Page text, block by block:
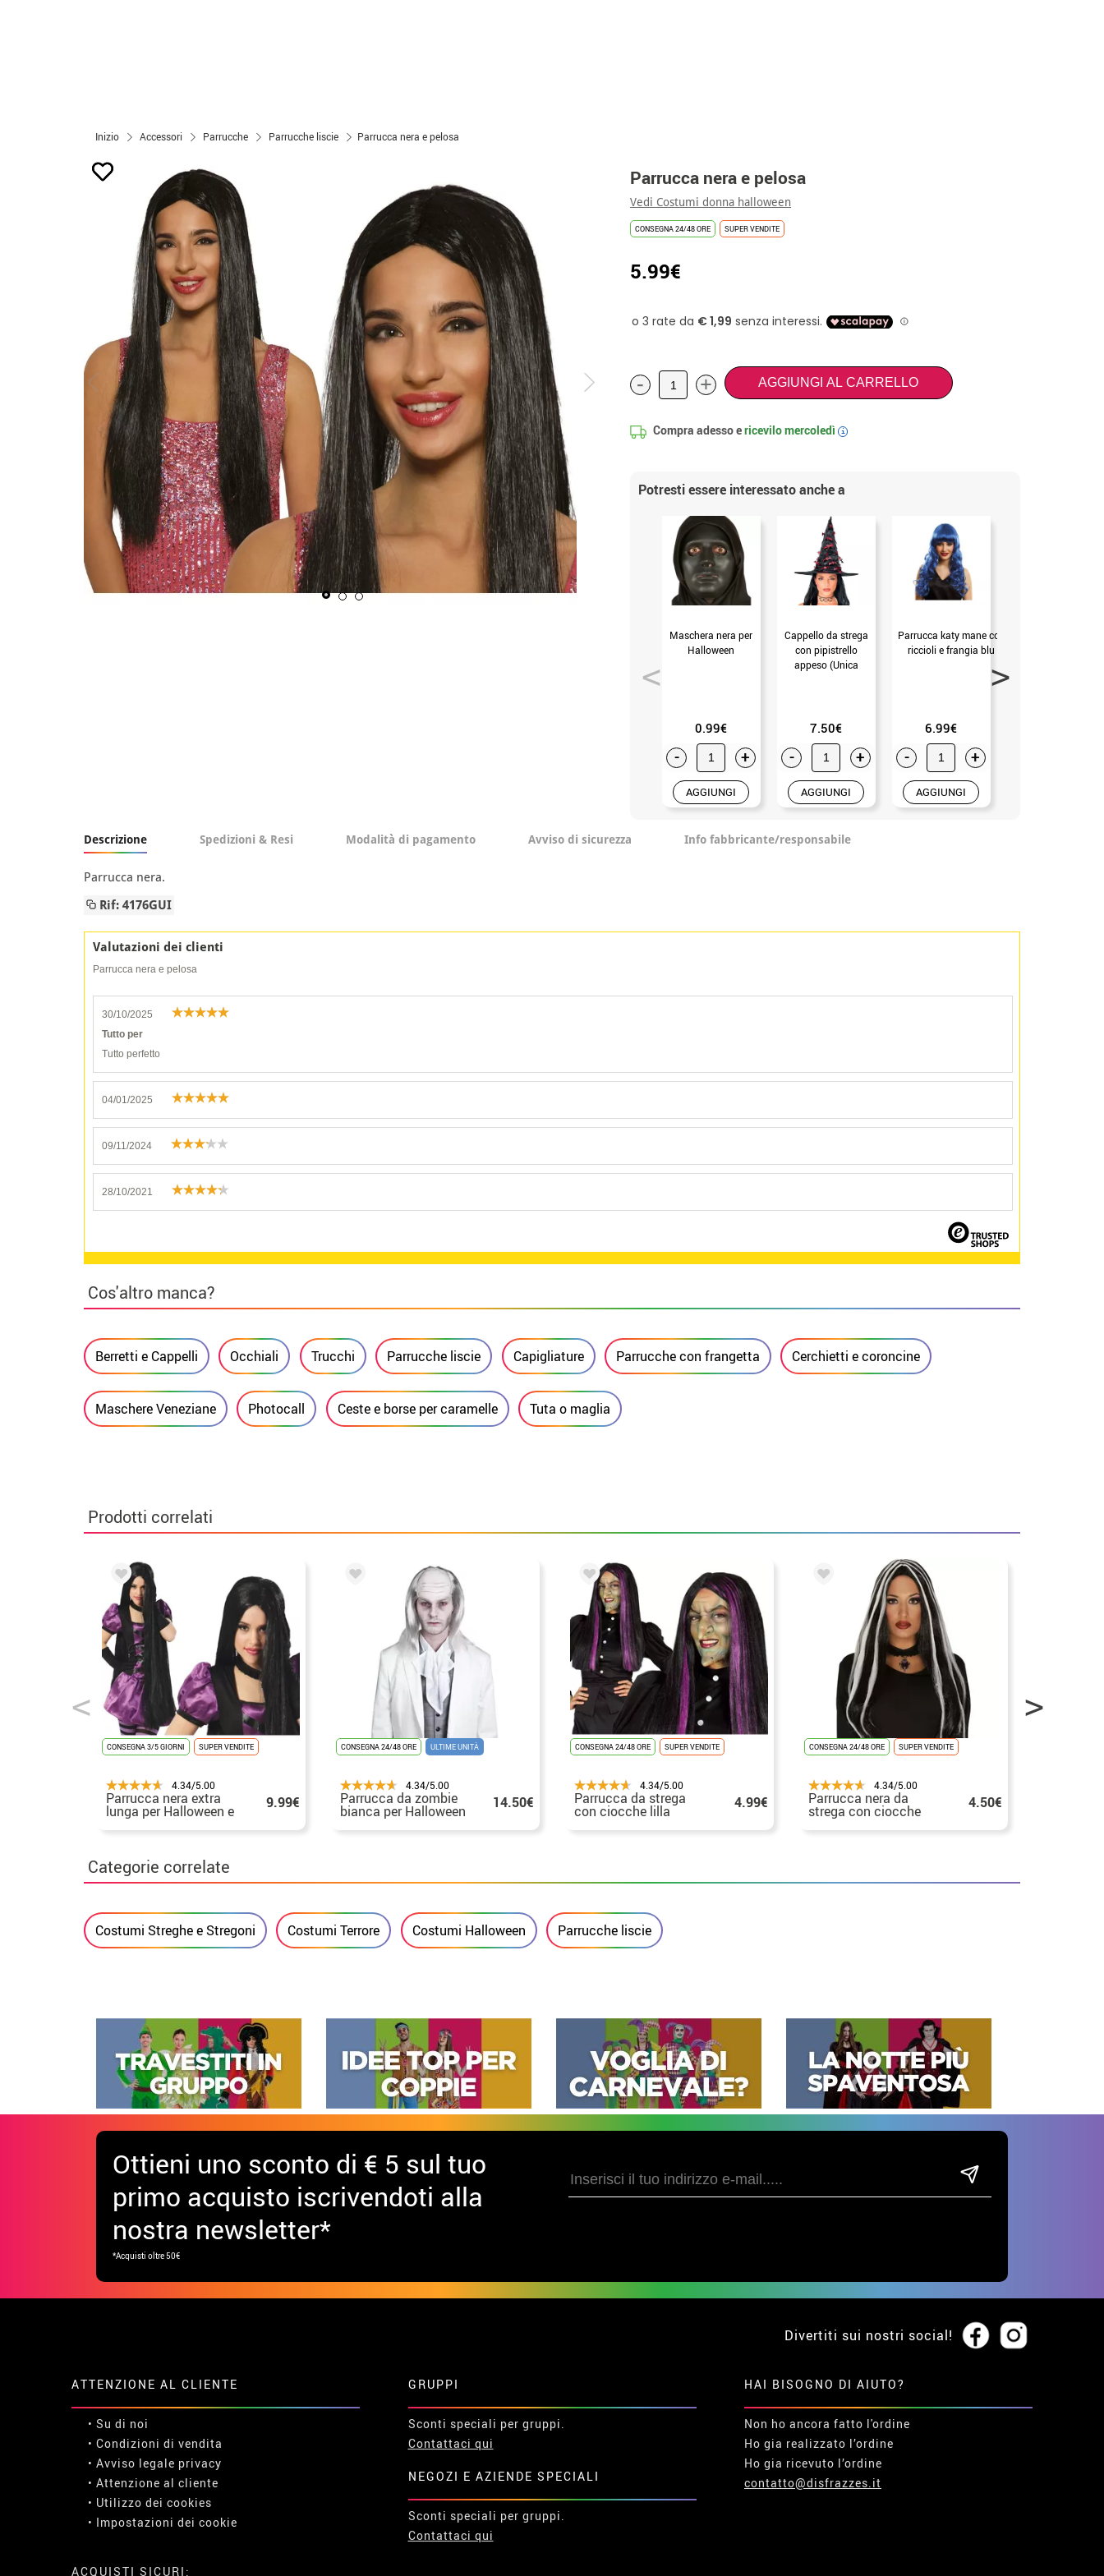
Inizio Accessori Parrucche Parrucche liscie Parrucca nera e pelosa
Parrucca nera e pelosa
Vedi Costumi donna halloween
CONSEGNA 24/48 ORE SUPER VENDITE
5.99€
- + AGGIUNGI AL CARRELLO
Compra adesso ericevilomercoledì i
Potresti essere interessato anche a
Maschera nera per
Halloween
0.99€
- +
AGGIUNGI
Cappello da strega
con pipistrello
appeso (Unica
7.50€
- +
AGGIUNGI
Parrucca katy mane con
riccioli e frangia blu
6.99€
- +
AGGIUNGI
Descrizione Spedizioni & Resi Modalità di pagamento Avviso di sicurezza Info fabbricante/responsabile
Parrucca nera.
Rif: 4176GUI
Valutazioni dei clienti
Parrucca nera e pelosa
30/10/2025
Tutto per
Tutto perfetto
04/01/2025
09/11/2024
28/10/2021
Cos'altro manca?
Berretti e Cappelli Occhiali Trucchi Parrucche liscie Capigliature Parrucche con frangetta Cerchietti e coroncine
Maschere Veneziane Photocall Ceste e borse per caramelle Tuta o maglia
Prodotti correlati
CONSEGNA 3/5 GIORNI SUPER VENDITE
4.34/5.00
Parrucca nera extra
lunga per Halloween e
carnevale
9.99€
CONSEGNA 24/48 ORE ULTIME UNITÀ
4.34/5.00
Parrucca da zombie
bianca per Halloween 14.50€
CONSEGNA 24/48 ORE SUPER VENDITE
4.34/5.00
Parrucca da strega
con ciocche lilla 4.99€
CONSEGNA 24/48 ORE SUPER VENDITE
4.34/5.00
Parrucca nera da
strega con ciocche
bianche
per Halloween
4.50€
Categorie correlate
Costumi Streghe e Stregoni Costumi Terrore Costumi Halloween Parrucche liscie
Ottieni uno sconto di € 5 sul tuo
primo acquisto iscrivendoti alla
nostra newsletter*
*Acquisti oltre 50€
Divertiti sui nostri social!
ATTENZIONE AL CLIENTE
• Su di noi
• Condizioni di vendita
• Avviso legale privacy
• Attenzione al cliente
• Utilizzo dei cookies
• Impostazioni dei cookie
GRUPPI
Sconti speciali per gruppi.
Contattaci qui
NEGOZI E AZIENDE SPECIALI
Sconti speciali per gruppi.
Contattaci qui
HAI BISOGNO DI AIUTO?
Non ho ancora fatto l'ordine
Ho gia realizzato l’ordine
Ho gia ricevuto l’ordine
contatto@disfrazzes.it
ACQUISTI SICURI: